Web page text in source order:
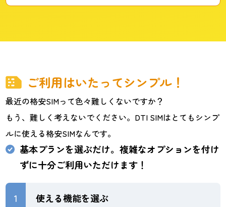
ご利用はいたってシンプル！
最近の格安SIMって色々難しくないですか？
もう、難しく考えないでください。DTI SIMはとてもシンプ
ルに使える格安SIMなんです。
基本プランを選ぶだけ。複雑なオプションを付け
ずに十分ご利用いただけます！
1 使える機能を選ぶ